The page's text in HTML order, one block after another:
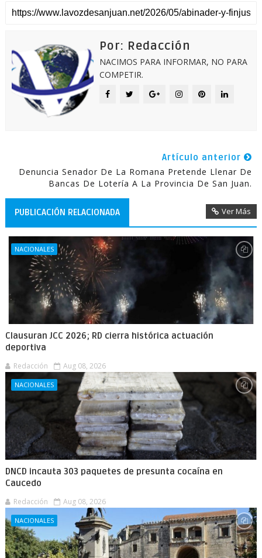
Por: Redacción
NACIMOS PARA INFORMAR, NO PARA
COMPETIR.
Artículo anterior
Denuncia Senador De La Romana Pretende Llenar De
Bancas De Lotería A La Provincia De San Juan.
PUBLICACIÓN RELACIONADA Ver Más
NACIONALES
Clausuran JCC 2026; RD cierra histórica actuación
deportiva
Redacción Aug 08, 2026
NACIONALES
DNCD incauta 303 paquetes de presunta cocaína en
Caucedo
Redacción Aug 08, 2026
NACIONALES